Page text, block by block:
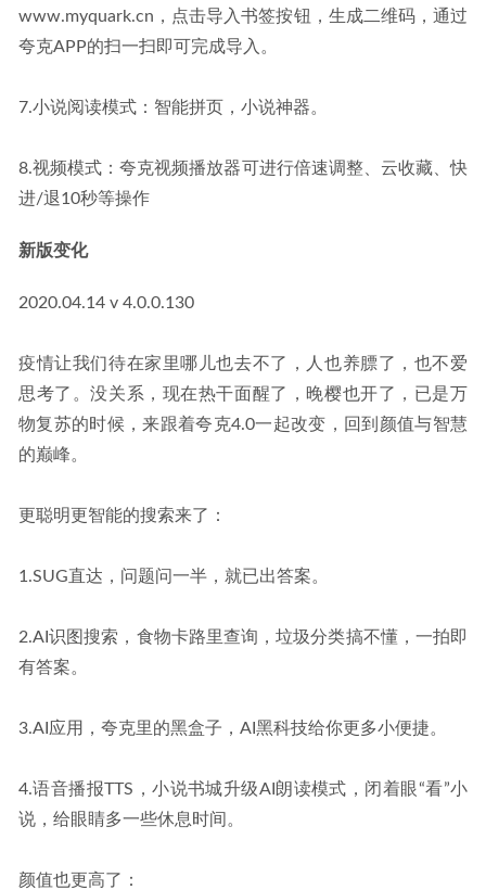
www.myquark.cn，点击导入书签按钮，生成二维码，通过
夸克APP的扫一扫即可完成导入。
7.小说阅读模式：智能拼页，小说神器。
8.视频模式：夸克视频播放器可进行倍速调整、云收藏、快
进/退10秒等操作
新版变化
2020.04.14 v 4.0.0.130
疫情让我们待在家里哪儿也去不了，人也养膘了，也不爱
思考了。没关系，现在热干面醒了，晚樱也开了，已是万
物复苏的时候，来跟着夸克4.0一起改变，回到颜值与智慧
的巅峰。
更聪明更智能的搜索来了：
1.SUG直达，问题问一半，就已出答案。
2.AI识图搜索，食物卡路里查询，垃圾分类搞不懂，一拍即
有答案。
3.AI应用，夸克里的黑盒子，AI黑科技给你更多小便捷。
4.语音播报TTS，小说书城升级AI朗读模式，闭着眼“看”小
说，给眼睛多一些休息时间。
颜值也更高了：